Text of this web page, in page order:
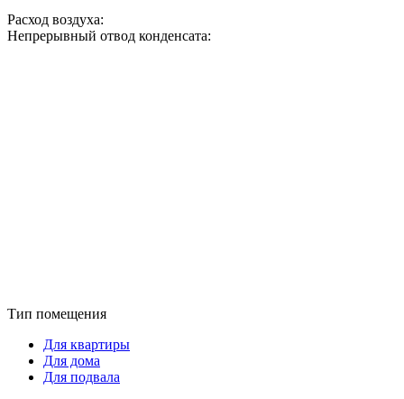
Расход воздуха:
Непрерывный отвод конденсата:
Тип помещения
Для квартиры
Для дома
Для подвала